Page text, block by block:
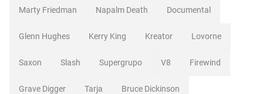
Marty Friedman Napalm Death Documental
Glenn Hughes Kerry King Kreator Lovorne
Saxon Slash Supergrupo V8 Firewind
Grave Digger Tarja Bruce Dickinson